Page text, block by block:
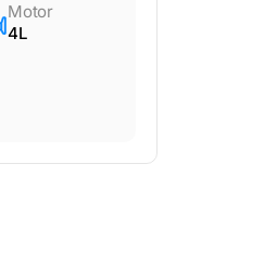
Motor
4L